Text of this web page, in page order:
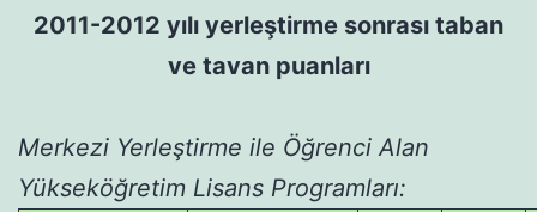
2011-2012 yılı yerleştirme sonrası taban
ve tavan puanları
Merkezi Yerleştirme ile Öğrenci Alan
Yükseköğretim Lisans Programları: